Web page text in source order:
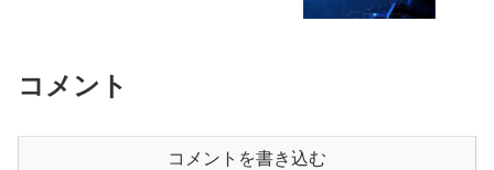
コメント
コメントを書き込む